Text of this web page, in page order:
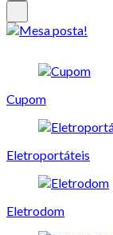
Cupom
Eletroportáteis
Eletrodom